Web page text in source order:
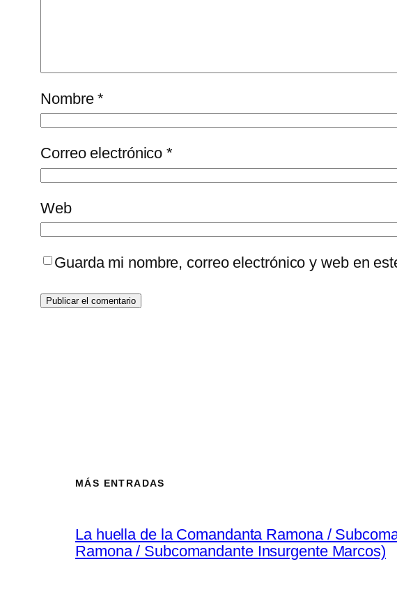
Nombre*
Correo electrónico*
Web
Guarda mi nombre, correo electrónico y web en
MÁS ENTRADAS
La huella de la Comandanta Ramona /
Ramona / Subcomandante Insurgente Marcos)